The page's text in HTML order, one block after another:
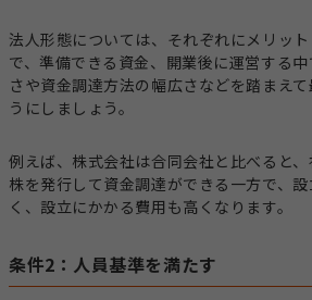
法人形態については、それぞれにメリッ
で、準備できる資金、開業後に運営する
さや資金調達方法の幅広さなどを踏まえ
うにしましょう。
例えば、株式会社は合同会社と比べると、
株を発行して資金調達ができる一方で、
く、設立にかかる費用も高くなります。
条件2：人員基準を満たす